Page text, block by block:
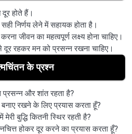
होते हैं।
निर्णय लेने में सहायक होता है।
जीवन का महत्वपूर्ण लक्ष्य होना चाहिए।
दूर रहकर मन को प्रसन्न रखना चाहिए।
के प्रश्न
प्रसन्न और शांत रहता है?
बनाए रखने के लिए प्रयास करता हूँ?
मेरी बुद्धि कितनी स्थिर रहती है?
होकर दूर करने का प्रयास करता हूँ?